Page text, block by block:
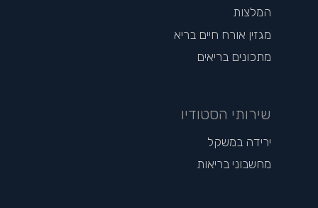
המלצות
מגזין אורח חיים בריא
מתכונים בריאים
שירותי הסטודיו
ירידה במשקל
מחשבוני בריאות